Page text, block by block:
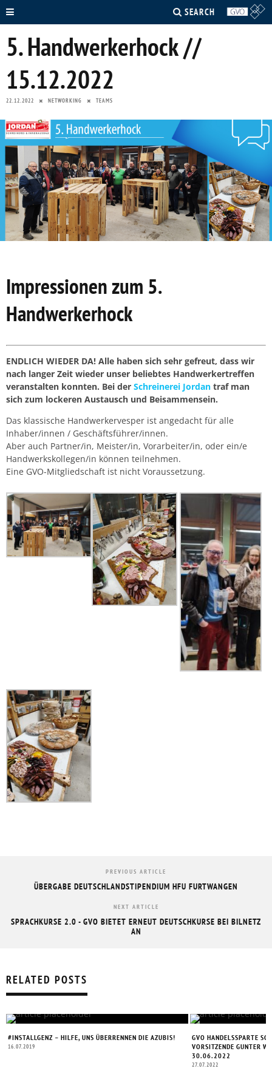
SEARCH
5. Handwerkerhock //
15.12.2022
22.12.2022 NETWORKING TEAMS
Impressionen zum 5.
Handwerkerhock
ENDLICH WIEDER DA! Alle haben sich sehr gefreut, dass wir
nach langer Zeit wieder unser beliebtes Handwerkertreffen
veranstalten konnten. Bei der Schreinerei Jordan traf man
sich zum lockeren Austausch und Beisammensein.
Das klassische Handwerkervesper ist angedacht für alle
Inhaber/innen / Geschäftsführer/innen.
Aber auch Partner/in, Meister/in, Vorarbeiter/in, oder ein/e
Handwerkskollegen/in können teilnehmen.
Eine GVO-Mitgliedschaft ist nicht Voraussetzung.
PREVIOUS ARTICLE
ÜBERGABE DEUTSCHLANDSTIPENDIUM HFU FURTWANGEN
NEXT ARTICLE
SPRACHKURSE 2.0 - GVO BIETET ERNEUT DEUTSCHKURSE BEI BILNETZ
AN
RELATED POSTS
#INSTALLGENZ – HILFE, UNS ÜBERRENNEN DIE AZUBIS!
16.07.2019
GVO HANDELSSPARTE
VORSITZENDE GUNTER
30.06.2022
27.07.2022